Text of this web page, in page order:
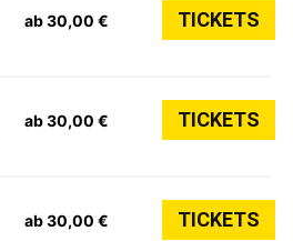
ab 30,00 € TICKETS
ab 30,00 € TICKETS
ab 30,00 € TICKETS